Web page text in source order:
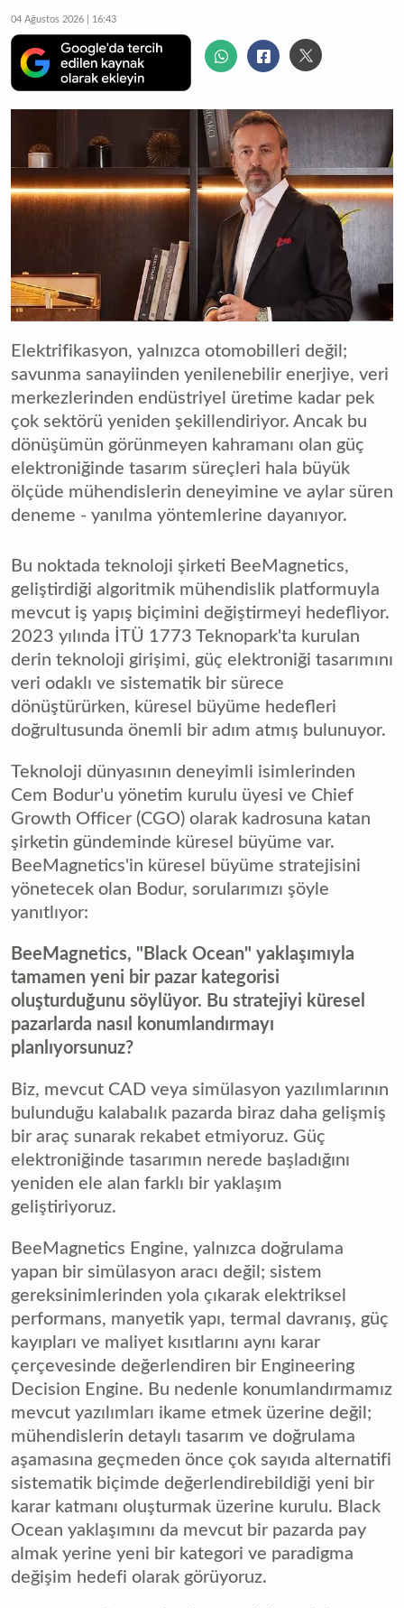
04 Ağustos 2026 | 16:43
Elektrifikasyon, yalnızca otomobilleri değil;
savunma sanayiinden yenilenebilir enerjiye, veri
merkezlerinden endüstriyel üretime kadar pek
çok sektörü yeniden şekillendiriyor. Ancak bu
dönüşümün görünmeyen kahramanı olan güç
elektroniğinde tasarım süreçleri hala büyük
ölçüde mühendislerin deneyimine ve aylar süren
deneme - yanılma yöntemlerine dayanıyor.
Bu noktada teknoloji şirketi BeeMagnetics,
geliştirdiği algoritmik mühendislik platformuyla
mevcut iş yapış biçimini değiştirmeyi hedefliyor.
2023 yılında İTÜ 1773 Teknopark'ta kurulan
derin teknoloji girişimi, güç elektroniği tasarımını
veri odaklı ve sistematik bir sürece
dönüştürürken, küresel büyüme hedefleri
doğrultusunda önemli bir adım atmış bulunuyor.
Teknoloji dünyasının deneyimli isimlerinden
Cem Bodur'u yönetim kurulu üyesi ve Chief
Growth Officer (CGO) olarak kadrosuna katan
şirketin gündeminde küresel büyüme var.
BeeMagnetics'in küresel büyüme stratejisini
yönetecek olan Bodur, sorularımızı şöyle
yanıtlıyor:
BeeMagnetics, "Black Ocean" yaklaşımıyla
tamamen yeni bir pazar kategorisi
oluşturduğunu söylüyor. Bu stratejiyi küresel
pazarlarda nasıl konumlandırmayı
planlıyorsunuz?
Biz, mevcut CAD veya simülasyon yazılımlarının
bulunduğu kalabalık pazarda biraz daha gelişmiş
bir araç sunarak rekabet etmiyoruz. Güç
elektroniğinde tasarımın nerede başladığını
yeniden ele alan farklı bir yaklaşım
geliştiriyoruz.
BeeMagnetics Engine, yalnızca doğrulama
yapan bir simülasyon aracı değil; sistem
gereksinimlerinden yola çıkarak elektriksel
performans, manyetik yapı, termal davranış, güç
kayıpları ve maliyet kısıtlarını aynı karar
çerçevesinde değerlendiren bir Engineering
Decision Engine. Bu nedenle konumlandırmamız
mevcut yazılımları ikame etmek üzerine değil;
mühendislerin detaylı tasarım ve doğrulama
aşamasına geçmeden önce çok sayıda alternatifi
sistematik biçimde değerlendirebildiği yeni bir
karar katmanı oluşturmak üzerine kurulu. Black
Ocean yaklaşımını da mevcut bir pazarda pay
almak yerine yeni bir kategori ve paradigma
değişim hedefi olarak görüyoruz.